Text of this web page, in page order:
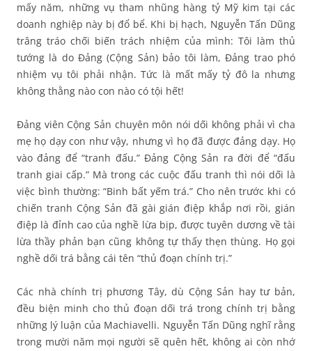
mấy năm, những vụ tham nhũng hàng tỷ Mỹ kim tại các
doanh nghiệp này bị đổ bể. Khi bị hạch, Nguyễn Tấn Dũng
trâng tráo chối biến trách nhiệm của mình: Tôi làm thủ
tướng là do Đảng (Cộng Sản) bảo tôi làm, Đảng trao phó
nhiệm vụ tôi phải nhận. Tức là mất mấy tỷ đô la nhưng
không thằng nào con nào có tội hết!
Đảng viên Cộng Sản chuyên môn nói dối không phải vì cha
mẹ họ dạy con như vậy, nhưng vì họ đã được đảng dạy. Họ
vào đảng để “tranh đấu.” Đảng Cộng Sản ra đời để “đấu
tranh giai cấp.” Mà trong các cuộc đấu tranh thì nói dối là
việc bình thường: “Binh bất yếm trá.” Cho nên trước khi có
chiến tranh Cộng Sản đã gài gián điệp khắp nơi rồi, gián
điệp là đỉnh cao của nghề lừa bịp, được tuyên dương về tài
lừa thầy phản bạn cũng không tự thấy thẹn thùng. Họ gọi
nghề dối trá bằng cái tên “thủ đoạn chính trị.”
Các nhà chính trị phương Tây, dù Cộng Sản hay tư bản,
đều biện minh cho thủ đoạn dối trá trong chính trị bằng
những lý luận của Machiavelli. Nguyễn Tấn Dũng nghĩ rằng
trong mười năm mọi người sẽ quên hết, không ai còn nhớ